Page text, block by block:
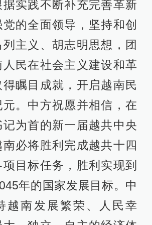
实践不断补充完善革新
的全面领导，坚持和创
主义、胡志明思想，团
民在社会主义建设和革
瞩目成就，开启越南民
。中方祝愿并相信，在
记为首的新一届越共中央
必将胜利完成越共十四
目标任务，胜利实现到
年的国家发展目标。中
越南发展繁荣、人民幸